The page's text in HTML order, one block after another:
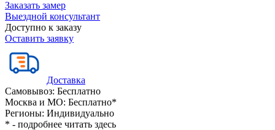
Заказать замер
Выездной консультант
Доступно к заказу
Оставить заявку
Доставка
Самовывоз: Бесплатно
Москва и МО: Бесплатно*
Регионы: Индивидуально
* - подробнее читать здесь